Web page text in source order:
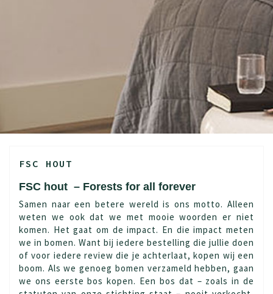
FSC HOUT
FSC hout – Forests for all forever
Samen naar een betere wereld is ons motto. Alleen
weten we ook dat we met mooie woorden er niet
komen. Het gaat om de impact. En die impact meten
we in bomen. Want bij iedere bestelling die jullie doen
of voor iedere review die je achterlaat, kopen wij een
boom. Als we genoeg bomen verzameld hebben, gaan
we ons eerste bos kopen. Een bos dat – zoals in de